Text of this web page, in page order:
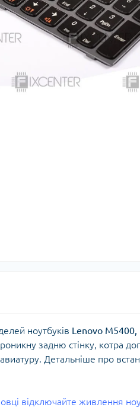
ноутбуків Lenovo M5400,
задню стінку, котра
Детальніше про
відключайте живлення